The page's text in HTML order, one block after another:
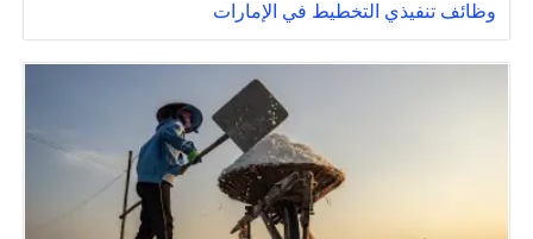
وظائف تنفيذي التخطيط في الإمارات